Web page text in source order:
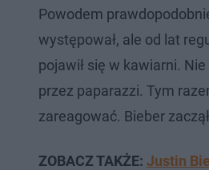
Powodem
występował, ale od lat
pojawił się w kawiarni.
przez paparazzi. Tym
zareagować. Bieber
ZOBACZ TAKŻE: Justin